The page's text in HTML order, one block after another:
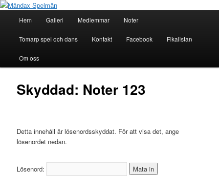
Hoppa
innehållMåndax Spelmän
Hem Galleri Medlemmar Noter
Tomarp spel och dans Kontakt Facebook Fikalistan
Om oss
Skyddad: Noter 123
Detta innehåll är lösenordsskyddat. För att visa det, ange
lösenordet nedan.
Lösenord: